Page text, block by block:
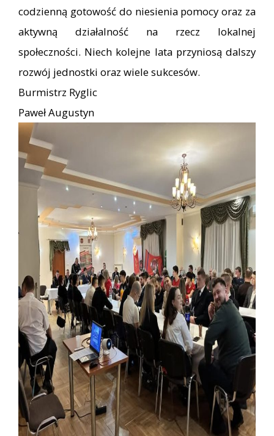
codzienną gotowość do niesienia pomocy oraz za
aktywną działalność na rzecz lokalnej
społeczności. Niech kolejne lata przyniosą dalszy
rozwój jednostki oraz wiele sukcesów.
Burmistrz Ryglic
Paweł Augustyn